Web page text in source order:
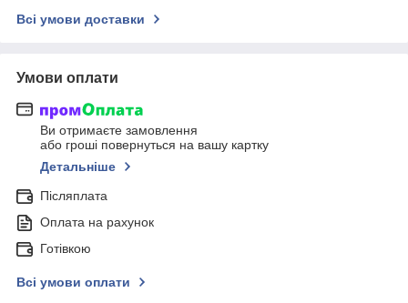
Всі умови доставки
Умови оплати
Ви отримаєте замовлення
або гроші повернуться на вашу картку
Детальніше
Післяплата
Оплата на рахунок
Готівкою
Всі умови оплати